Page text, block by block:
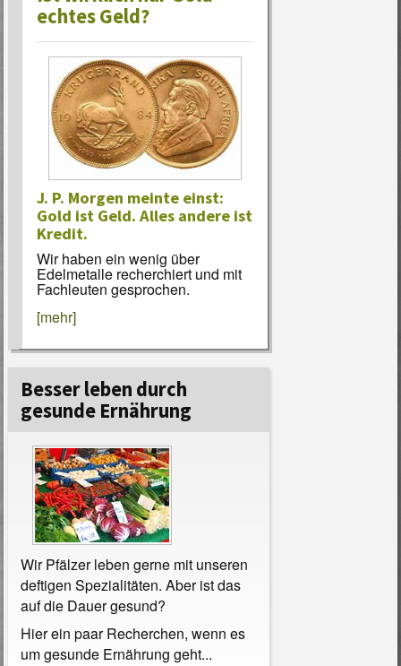
echtes Geld?
J. P. Morgen meinte einst:
Gold ist Geld. Alles andere ist
Kredit.
Wir haben ein wenig über
Edelmetalle recherchiert und mit
Fachleuten gesprochen.
[mehr]
Besser leben durch
gesunde Ernährung
Wir Pfälzer leben gerne mit unseren
deftigen Spezialitäten. Aber ist das
auf die Dauer gesund?
Hier ein paar Recherchen, wenn es
um gesunde Ernährung geht...